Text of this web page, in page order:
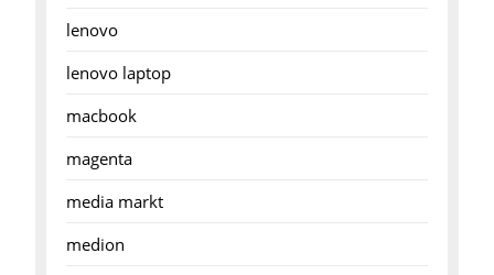
lenovo
lenovo laptop
macbook
magenta
media markt
medion